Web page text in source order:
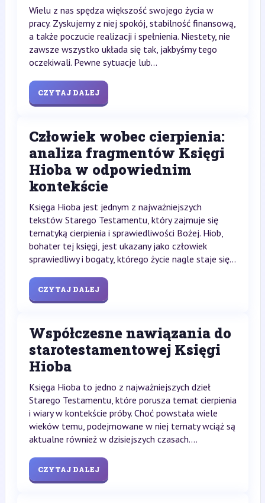
Wielu z nas spędza większość swojego życia w
pracy. Zyskujemy z niej spokój, stabilność finansową,
a także poczucie realizacji i spełnienia. Niestety, nie
zawsze wszystko układa się tak, jakbyśmy tego
oczekiwali. Pewne sytuacje lub...
CZYTAJ DALEJ
Człowiek wobec cierpienia:
analiza fragmentów Księgi
Hioba w odpowiednim
kontekście
Księga Hioba jest jednym z najważniejszych
tekstów Starego Testamentu, który zajmuje się
tematyką cierpienia i sprawiedliwości Bożej. Hiob,
bohater tej księgi, jest ukazany jako człowiek
sprawiedliwy i bogaty, którego życie nagle staje się...
CZYTAJ DALEJ
Współczesne nawiązania do
starotestamentowej Księgi
Hioba
Księga Hioba to jedno z najważniejszych dzieł
Starego Testamentu, które porusza temat cierpienia
i wiary w kontekście próby. Choć powstała wiele
wieków temu, podejmowane w niej tematy wciąż są
aktualne również w dzisiejszych czasach....
CZYTAJ DALEJ